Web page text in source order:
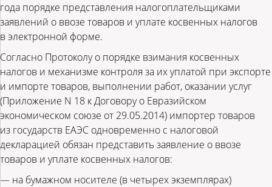
года порядке представления налогоплательщиками
заявлений о ввозе товаров и уплате косвенных налогов
в электронной форме.
Согласно Протоколу о порядке взимания косвенных
налогов и механизме контроля за их уплатой при экспорте
и импорте товаров, выполнении работ, оказании услуг
(Приложение N 18 к Договору о Евразийском
экономическом союзе от 29.05.2014) импортер товаров
из государств ЕАЭС одновременно с налоговой
декларацией обязан представить заявление о ввозе
товаров и уплате косвенных налогов:
— на бумажном носителе (в четырех экземплярах)